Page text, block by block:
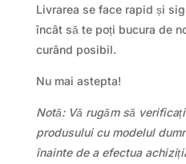
Livrarea se face rapid și
încât să te poți bucura de
curând posibil.
Nu mai astepta!
Notă: Vă rugăm să
produsului cu modelul
înainte de a efectua